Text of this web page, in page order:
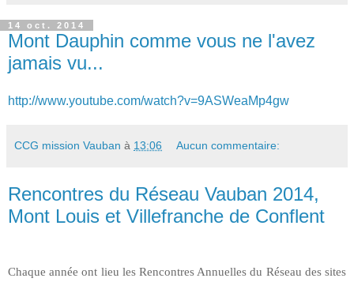
14 oct. 2014
Mont Dauphin comme vous ne l'avez
jamais vu...
http://www.youtube.com/watch?v=9ASWeaMp4gw
CCG mission Vauban à 13:06 Aucun commentaire:
Rencontres du Réseau Vauban 2014,
Mont Louis et Villefranche de Conflent
Chaque année ont lieu les Rencontres Annuelles du Réseau des sites